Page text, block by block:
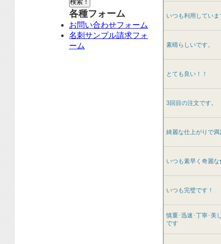
いつも利用していま
素晴らしいです。
とても良い！！
3回目の注文です。
綺麗な仕上がりで満
いつも素早く奇麗
いつも完璧です！
慎重･迅速･丁寧･美
です
各種フォーム
お問い合わせフォーム
名刺サンプル請求フォ
ーム